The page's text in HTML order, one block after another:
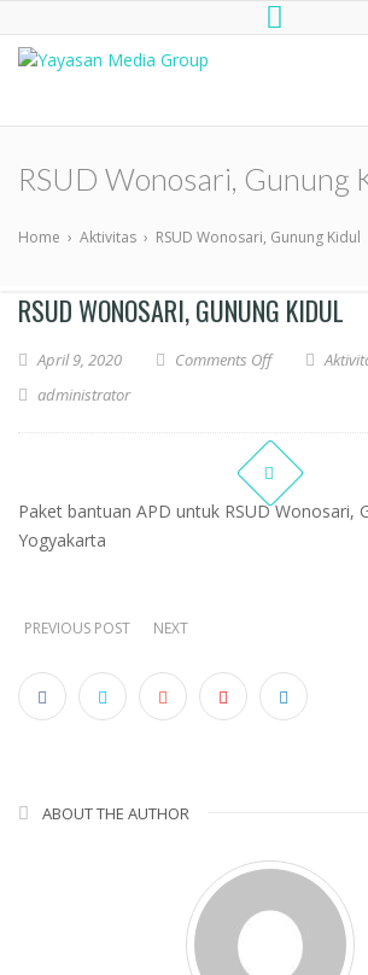
Peduli
RSUD Wonosari, Gunung
Home › Aktivitas › RSUD Wonosari, Gunung Kidul
RSUD WONOSARI, GUNUNG KIDUL
April 9, 2020 Comments Off
administrator
Paket bantuan APD untuk RSUD Wonosari,
Yogyakarta
PREVIOUS POST NEXT
ABOUT THE AUTHOR